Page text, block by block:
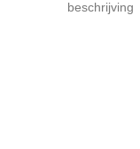
beschrijving